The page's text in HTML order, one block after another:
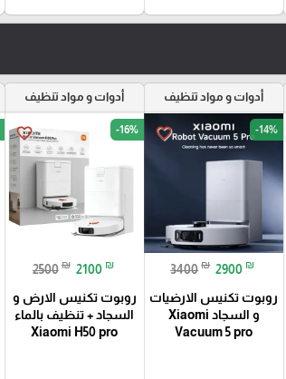
أدوات و مواد تنظيف
favorite_border -14%
3400 ₪ 2900 ₪
روبوت تكنيس الارضيات
و السجاد Xiaomi
Vacuum 5 pro
أدوات و مواد تنظيف
favorite_border -16%
2500 ₪ 2100 ₪
روبوت تكنيس الارض و
السجاد + تنظيف بالماء
Xiaomi H50 pro